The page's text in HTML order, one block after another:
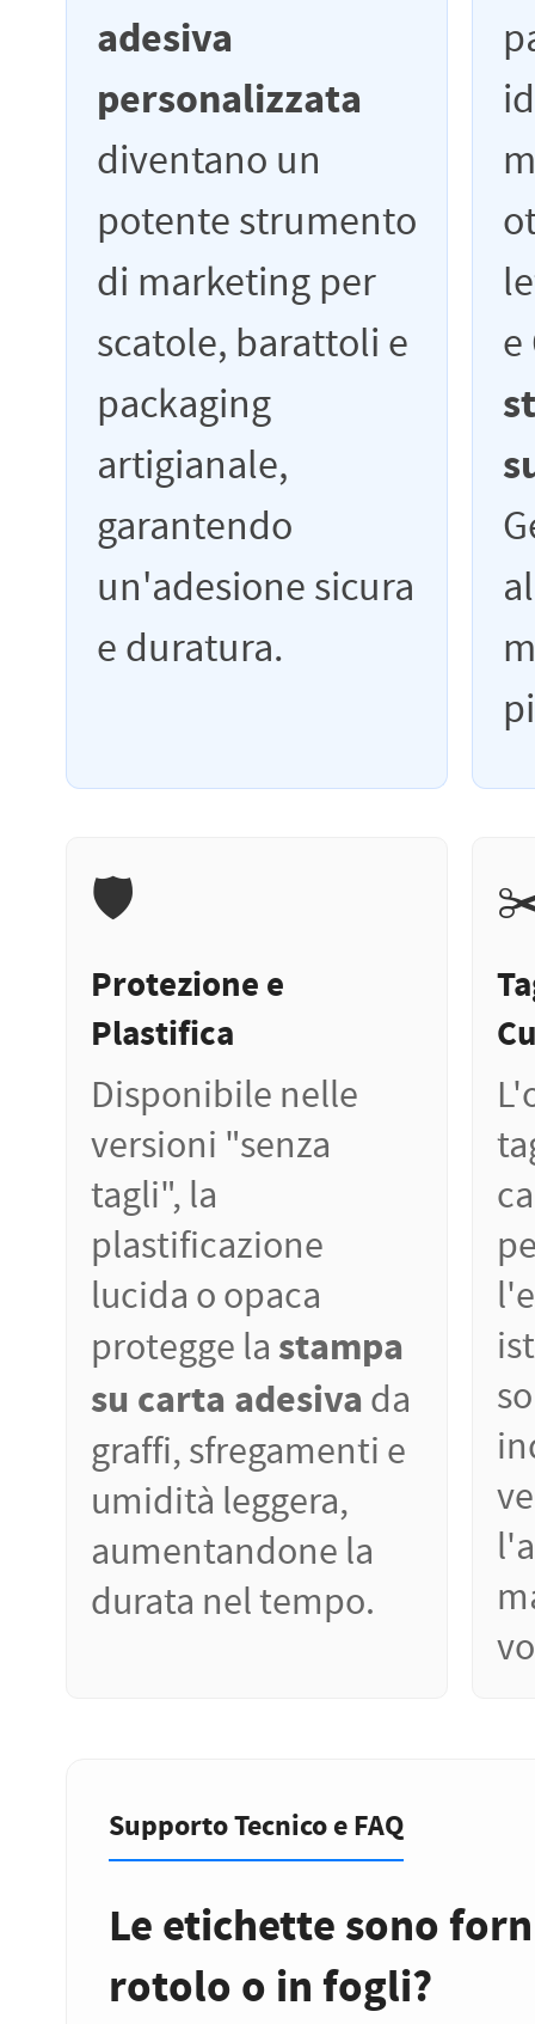
adesiva
personalizzata
diventano un
potente strumento
di marketing per
scatole, barattoli e
packaging
artigianale,
garantendo
un'adesione sicura
e duratura.
e
🛡️
Protezione e
Plastifica
Disponibile nelle
versioni "senza
tagli", la
plastificazione
lucida o opaca
protegge la stampa
su carta adesiva da
graffi, sfregamenti e
umidità leggera,
aumentandone la
durata nel tempo.
Supporto Tecnico e FAQ
Le etichette sono
rotolo o in fogli?